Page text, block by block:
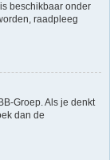
beschikbaar onder
raadpleeg
Groep. Als je denkt
dan de